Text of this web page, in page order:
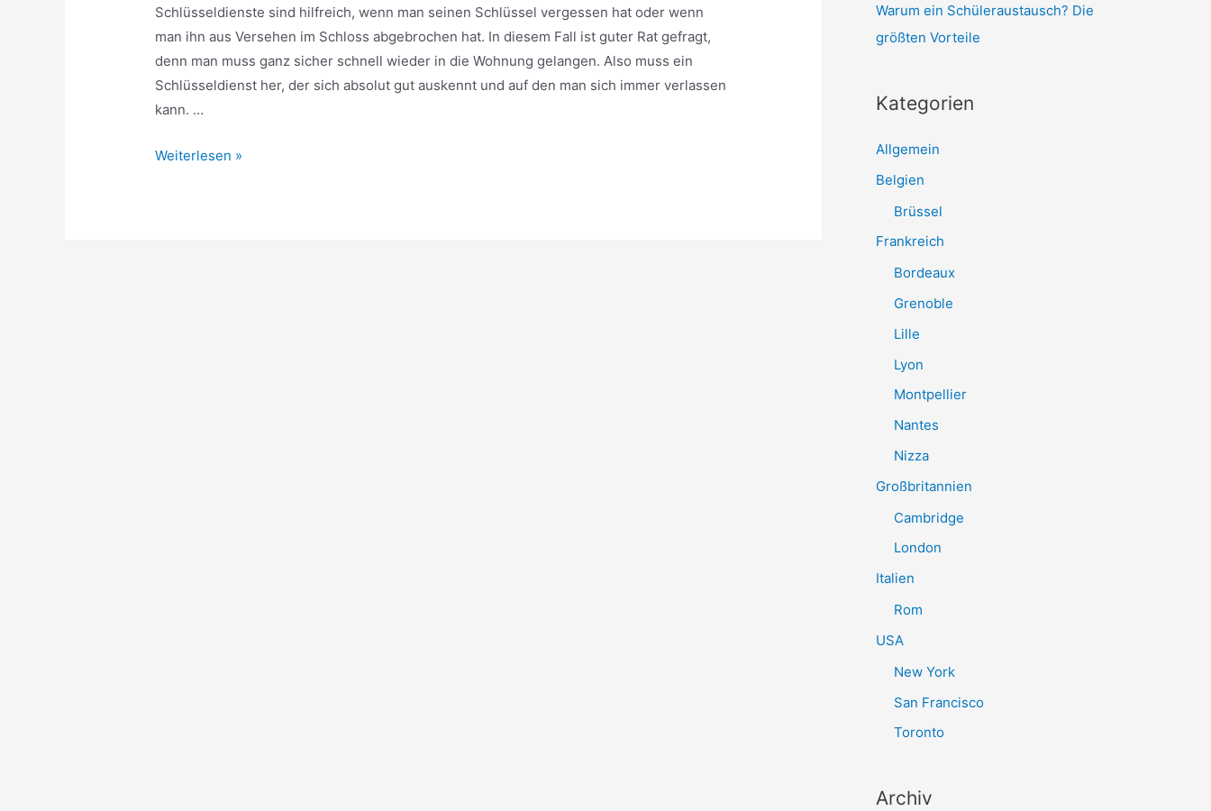
Schlüsseldienste sind hilfreich, wenn man seinen Schlüssel vergessen hat oder wenn
man ihn aus Versehen im Schloss abgebrochen hat. In diesem Fall ist guter Rat gefragt,
denn man muss ganz sicher schnell wieder in die Wohnung gelangen. Also muss ein
Schlüsseldienst her, der sich absolut gut auskennt und auf den man sich immer verlassen
kann. …
Verlassen
Weiterlesen »
Warum ein Schüleraustausch? Die
größten Vorteile
Kategorien
Allgemein
Belgien
Brüssel
Frankreich
Bordeaux
Grenoble
Lille
Lyon
Montpellier
Nantes
Nizza
Großbritannien
Cambridge
London
Italien
Rom
USA
New York
San Francisco
Toronto
Archiv